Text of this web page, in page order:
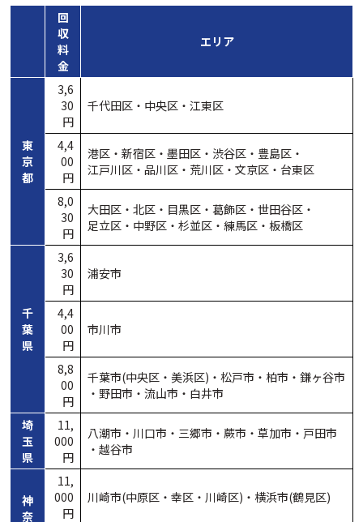
回
収
料
金
エリア
東
京
都
3,6
30
円
千代田区・ 中央区・ 江東区
4,4
00
円
港区・ 新宿区・ 墨田区・ 渋谷区・ 豊島区・
江戸川区・ 品川区・ 荒川区・ 文京区・ 台東区
8,0
30
円
大田区・ 北区・ 目黒区・ 葛飾区・ 世田谷区・
足立区・ 中野区 ・ 杉並区 ・ 練馬区 ・ 板橋区
千
葉
県
3,6
30
円
浦安市
4,4
00
円
市川市
8,8
00
円
千葉市(中央区・ 美浜区)・ 松戸市 ・ 柏市 ・ 鎌ヶ谷市
・ 野田市 ・ 流山市 ・ 白井市
埼
玉
県
11,
000
円
八潮市 ・ 川口市 ・ 三郷市 ・ 蕨市 ・ 草加市 ・ 戸田市
・ 越谷市
神
奈
11,
000
円
川崎市(中原区・ 幸区・ 川崎区)・ 横浜市(鶴見区)